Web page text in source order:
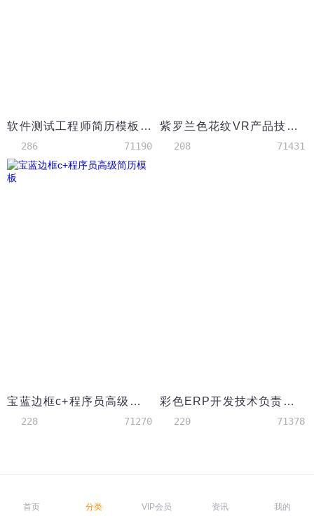
软件测试工程师简历模板（社会实践多）
286 71190
紫罗兰色花纹VR产品技术负责人简历
208 71431
宝蓝边框c+程序员高级简历模板
228 71270
彩色ERP开发技术负责人简历模板
220 71378
首页 分类 VIP会员 资讯 我的